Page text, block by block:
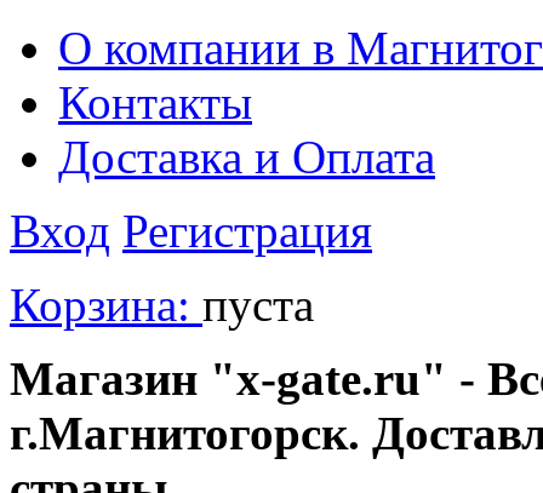
О компании в
Контакты
Доставка и Оплата
Вход Регистрация
Корзина: пуста
Магазин "x-gate.ru" -
г.Магнитогорск.